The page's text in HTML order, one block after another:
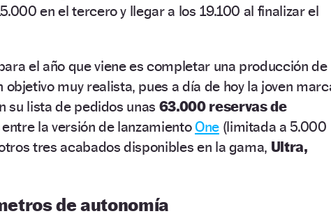
en el tercero y llegar a los 19.100 al finalizar el
el año que viene es completar una producción de
muy realista, pues a día de hoy la joven
su lista de pedidos unas 63.000 reservas de
la versión de lanzamientoOne(limitada a 5.000
tres acabados disponibles en la gama, Ultra,
de autonomía